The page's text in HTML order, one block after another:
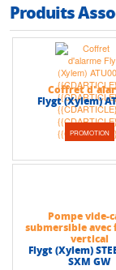
• PompeAxson
Caractéristiques
• Volume de la cuve :
• Température max
• Section de passage
• Hauteur max (HMT)
• Débit max : 9 m3/h
Produits
PROMOTION
Coffret
Flygt (Xylem)
Pompe vide-
submersible
vertical
Flygt (Xylem)
SXM GW